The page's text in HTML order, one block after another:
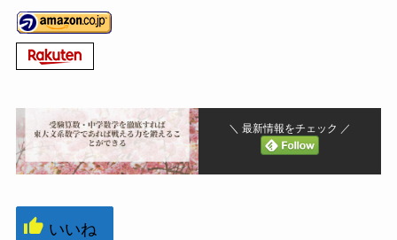
＼ 最新情報をチェック ／
いいね